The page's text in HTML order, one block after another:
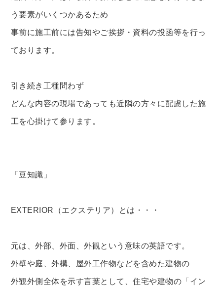
う要素がいくつかあるため
事前に施工前には告知やご挨拶・資料の投函等を行っ
ております。
引き続き工種問わず
どんな内容の現場であっても近隣の方々に配慮した施
工を心掛けて参ります。
「豆知識」
EXTERIOR（エクステリア）とは・・ ・
元は、外部、外面、外観という意味の英語です。
外壁や庭、外構、屋外工作物などを含めた建物の
外観外側全体を示す言葉として、住宅や建物の「イン